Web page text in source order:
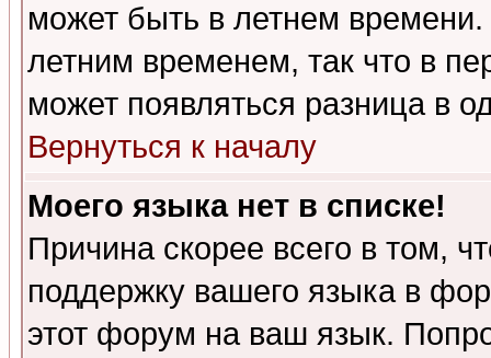
может быть в летнем
летним временем, так что в
может появляться разница в
Вернуться к началу
Моего языка нет в списке!
Причина скорее всего в том,
поддержку вашего языка в
этот форум на ваш язык.